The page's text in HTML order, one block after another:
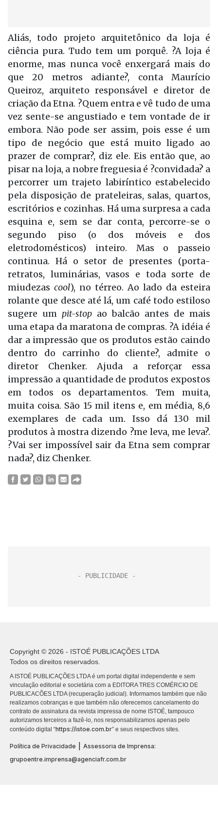
Aliás, todo projeto arquitetônico da loja é
ciência pura. Tudo tem um porquê. ?A loja é
enorme, mas nunca você enxergará mais do
que 20 metros adiante?, conta Maurício
Queiroz, arquiteto responsável e diretor de
criação da Etna. ?Quem entra e vê tudo de uma
vez sente-se angustiado e tem vontade de ir
embora. Não pode ser assim, pois esse é um
tipo de negócio que está muito ligado ao
prazer de comprar?, diz ele. Eis então que, ao
pisar na loja, a nobre freguesia é ?convidada? a
percorrer um trajeto labiríntico estabelecido
pela disposição de prateleiras, salas, quartos,
escritórios e cozinhas. Há uma surpresa a cada
esquina e, sem se dar conta, percorre-se o
segundo piso (o dos móveis e dos
eletrodomésticos) inteiro. Mas o passeio
continua. Há o setor de presentes (porta-
retratos, luminárias, vasos e toda sorte de
miudezas cool), no térreo. Ao lado da esteira
rolante que desce até lá, um café todo estiloso
sugere um pit-stop ao balcão antes de mais
uma etapa da maratona de compras. ?A idéia é
dar a impressão que os produtos estão caindo
dentro do carrinho do cliente?, admite o
diretor Chenker. Ajuda a reforçar essa
impressão a quantidade de produtos expostos
em todos os departamentos. Tem muita,
muita coisa. São 15 mil itens e, em média, 8,6
exemplares de cada um. Isso dá 130 mil
produtos à mostra dizendo ?me leva, me leva?.
?Vai ser impossível sair da Etna sem comprar
nada?, diz Chenker.
Copyright © 2026 - ISTOÉ PUBLICAÇÕES LTDA
Todos os direitos reservados.
A ISTOÉ PUBLICAÇÕES LTDA é um portal digital independente e sem
vinculação editorial e societária com a EDITORA TRES COMÉRCIO DE
PUBLICACÕES LTDA (recuperação judicial). Informamos também que não
realizamos cobranças e que também não oferecemos cancelamento do
contrato de assinatura da revista impressa de nome ISTOÉ, tampouco
autorizamos terceiros a fazê-lo, nos responsabilizamos apenas pelo
conteúdo digital “https://istoe.com.br” e seus respectivos sites.
Política de Privacidade
Assessoria de Imprensa:
grupoentre.imprensa@agenciafr.com.br